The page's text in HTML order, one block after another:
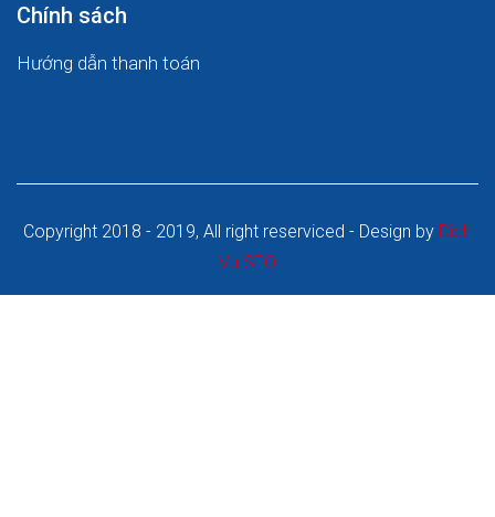
Chính sách
Hướng dẫn thanh toán
Copyright 2018 - 2019, All right reserviced - Design by Dich
Vu SEO